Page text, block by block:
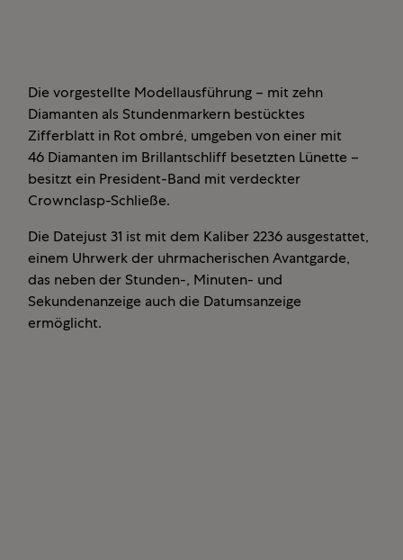
Die vorgestellte Modellausführung – mit zehn
Diamanten als Stundenmarkern bestücktes
Zifferblatt in Rot ombré, umgeben von einer mit
46 Diamanten im Brillantschliff besetzten Lünette –
besitzt ein President-Band mit verdeckter
Crownclasp-Schließe.
Die Datejust 31 ist mit dem Kaliber 2236 ausgestattet,
einem Uhrwerk der uhrmacherischen Avantgarde,
das neben der Stunden-, Minuten- und
Sekundenanzeige auch die Datumsanzeige
ermöglicht.